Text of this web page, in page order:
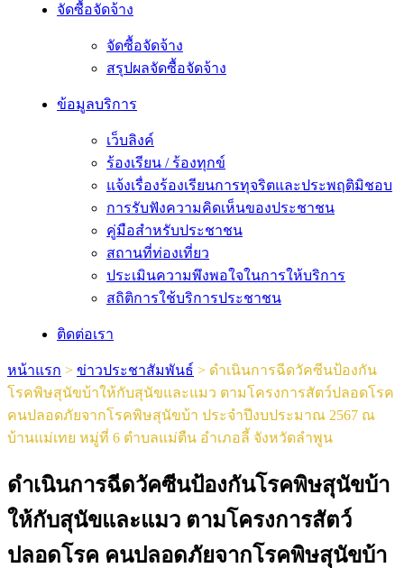
จัดซื้อจัดจ้าง
จัดซื้อจัดจ้าง
สรุปผลจัดซื้อจัดจ้าง
ข้อมูลบริการ
เว็บลิงค์
ร้องเรียน / ร้องทุกข์
แจ้งเรื่องร้องเรียนการทุจริตและประพฤติมิชอบ
การรับฟังความคิดเห็นของประชาชน
คู่มือสำหรับประชาชน
สถานที่ท่องเที่ยว
ประเมินความพึงพอใจในการให้บริการ
สถิติการใช้บริการประชาชน
ติดต่อเรา
หน้าแรก > ข่าวประชาสัมพันธ์ > ดำเนินการฉีดวัคซีนป้องกัน
โรคพิษสุนัขบ้าให้กับสุนัขและแมว ตามโครงการสัตว์ปลอดโรค
คนปลอดภัยจากโรคพิษสุนัขบ้า ประจำปีงบประมาณ 2567 ณ
บ้านแม่เทย หมู่ที่ 6 ตำบลแม่ตืน อำเภอลี้ จังหวัดลำพูน
ดำเนินการฉีดวัคซีนป้องกันโรคพิษสุนัขบ้า
ให้กับสุนัขและแมว ตามโครงการสัตว์
ปลอดโรค คนปลอดภัยจากโรคพิษสุนัขบ้า